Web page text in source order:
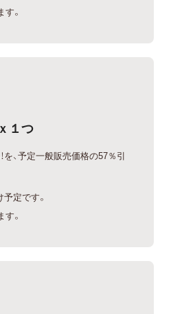
。
１つ
を、予定一般販売価格の57％引
定です。
。